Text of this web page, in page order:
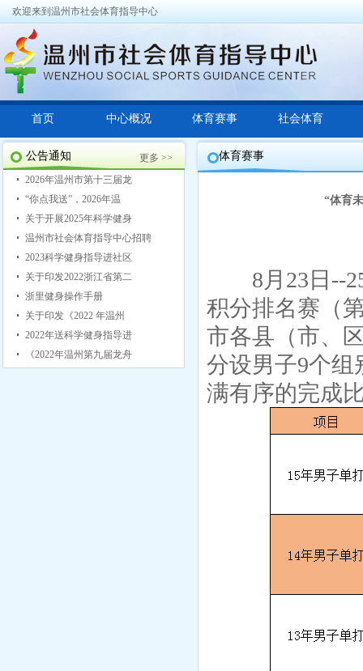
欢迎来到温州市社会体育指导中心
首页 中心概况 体育赛事 社会体育
公告通知
更多 >>
2026年温州市第十三届龙
“你点我送”，2026年温
关于开展2025年科学健身
温州市社会体育指导中心招聘
2023科学健身指导进社区
关于印发2022浙江省第二
浙里健身操作手册
关于印发《2022 年温州
2022年送科学健身指导进
《2022年温州第九届龙舟
体育赛事
“体育
8月23日--25
积分排名赛（
市各县（市、
分设男子9个组
满有序的完成